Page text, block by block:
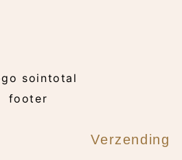
Verzending